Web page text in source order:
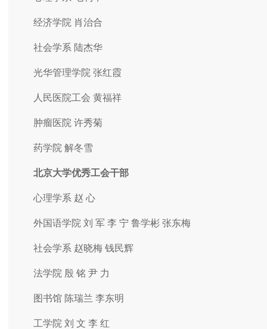
经济学院 肖治合
社会学系 陆杰华
光华管理学院 张红霞
人民医院工会 黄福祥
肿瘤医院 许秀菊
药学院 解冬雪
北京大学优秀工会干部
心理学系 赵 心
外国语学院 刘 军 李 宁 鲁学彬 张东梅
社会学系 赵晓梅 钱民辉
法学院 殷 铭 尹 力
图书馆 陈瑞兰 李东明
工学院 刘 文 李 红